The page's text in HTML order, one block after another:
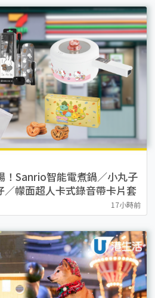
Sanrio智能電煮鍋／小丸子
幪面超人卡式錄音帶卡片套
詳情
17小時前